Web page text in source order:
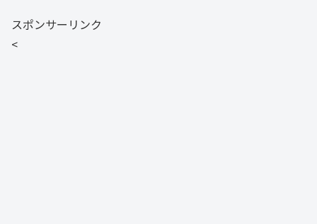
スポンサーリンク
<